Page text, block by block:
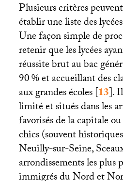
Plusieurs critères
établir une liste des
Une façon simple de
retenir que les lycées
réussite brut au bac
90% et accueillant des
aux grandes écoles[13].
limité et situés dans les
favorisés de la capitale
chics (souvent
Neuilly-sur-Seine,
arrondissements les plus